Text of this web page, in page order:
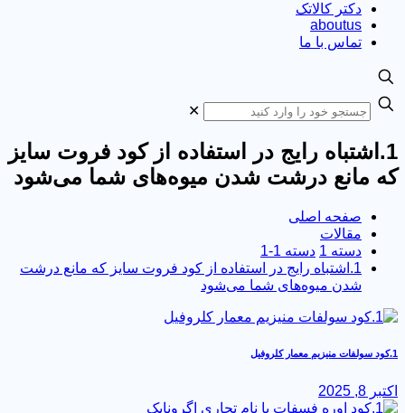
دکتر کالاتک
aboutus
تماس با ما
1.اشتباه رایج در استفاده از کود فروت سایز
مانع درشت شدن میوه‌های شما می‌شود
صفحه اصلی
مقالات
دسته 1
دسته 1-1
1.اشتباه رایج در استفاده از کود فروت سایز که مانع درشت
شدن میوه‌های شما می‌شود
8, 2025